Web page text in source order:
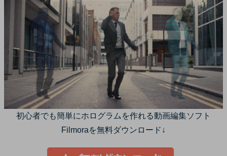
初心者でも簡単にホログラムを作れる動画編集ソフト
Filmoraを無料ダウンロード↓